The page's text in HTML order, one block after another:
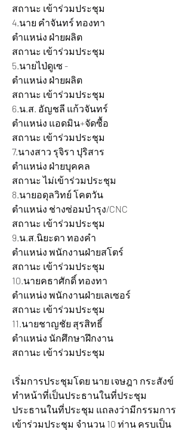
สถานะ เข้าร่วมประชุม
4.นาย คำจันทร์ ทองทา
ตำแหน่ง ฝ่ายผลิต
สถานะ เข้าร่วมประชุม
5.นายไป่ดูเซ -
ตำแหน่ง ฝ่ายผลิต
สถานะ เข้าร่วมประชุม
6.น.ส. อัญชลี แก้วจันทร์
ตำแหน่ง แอดมิน+จัดซื้อ
สถานะ เข้าร่วมประชุม
7.นางสาว รุจิรา ปุริสาร
ตำแหน่ง ฝ่ายบุคคล
สถานะ ไม่เข้าร่วมประชุม
8.นายอดุลวิทย์ โคตวัน
ตำแหน่ง ช่างซ่อมบำรุง/CNC
สถานะ เข้าร่วมประชุม
9.น.ส.นิยะดา ทองคำ
ตำแหน่ง พนักงานฝ่ายสโตร์
สถานะ เข้าร่วมประชุม
10.นายคธาศักดิ์ ทองทา
ตำแหน่ง พนักงานฝ่ายเลเซอร์
สถานะ เข้าร่วมประชุม
11.นายชาญชัย สุรสิทธิ์
ตำแหน่ง นักศึกษาฝึกงาน
สถานะ เข้าร่วมประชุม
เริ่มการประชุมโดย นาย เจษฎา กระสังข์
ทำหน้าที่เป็นประธานในที่ประชุม
ประธานในที่ประชุม แถลงว่ามีกรรมการ
เข้าร่วมประชุม จำนวน 10 ท่าน ครบเป็น